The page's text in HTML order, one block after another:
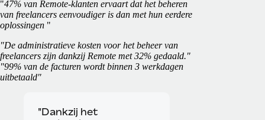
"47% van Remote-klanten ervaart dat het beheren
van freelancers eenvoudiger is dan met hun eerdere
oplossingen "
"De administratieve kosten voor het beheer van
freelancers zijn dankzij Remote met 32% gedaald."
"99% van de facturen wordt binnen 3 werkdagen
uitbetaald"
"Dankzij het